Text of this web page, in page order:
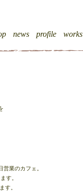
news profile works
業のカフェ。
す。
す。